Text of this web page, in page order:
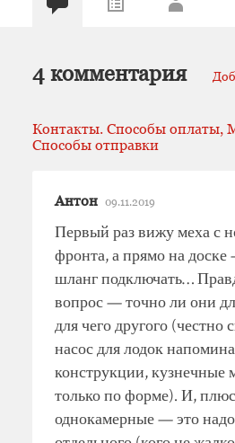
4 комментария
Контакты. Способы оплаты,
Способы отправки
Антон 09.11.2019
Первый раз вижу меха с
фронта, а прямо на доске
шланг подключать…
вопрос — точно ли они
для чего другого (честно
насос для лодок
конструкции, кузнечные
только по форме). И,
однокамерные — это